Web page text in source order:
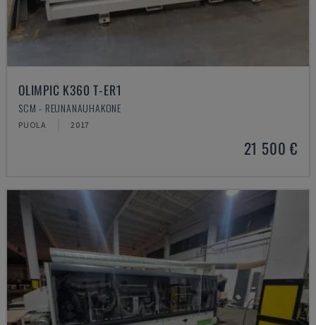
OLIMPIC K360 T-ER1
SCM - REUNANAUHAKONE
PUOLA 2017
21 500 €